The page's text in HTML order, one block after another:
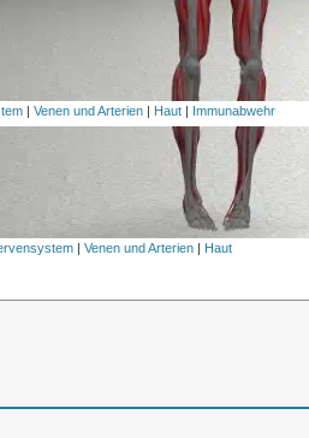
| Venen und Arterien| Haut| Immunabwehr
|Venen und Arterien | Haut